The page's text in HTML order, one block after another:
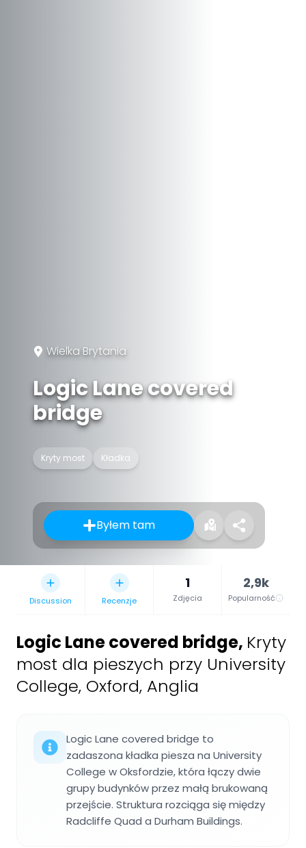
Wielka Brytania
Logic Lane covered
bridge
Kryty most Kładka
Byłem tam
Discussion Recenzje
1
Zdjęcia
2,9k
Popularność
Logic Lane covered bridge, Kryty
most dla pieszych przy University
College, Oxford, Anglia
Logic Lane covered bridge to
zadaszona kładka piesza na University
College w Oksfordzie, która łączy dwie
grupy budynków przez małą brukowaną
przejście. Struktura rozciąga się między
Radcliffe Quad a Durham Buildings.